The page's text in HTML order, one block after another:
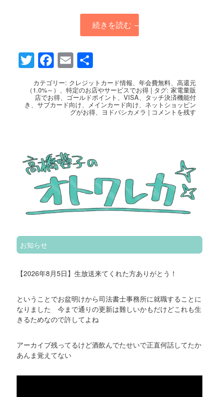
続きを読む →
Twitter
Facebook
Email
有
カテゴリー: クレジットカード情報 、年会費無料 、高還元
（1.0%～） 、特定のお店やサービスでお得 | タグ: 家電量販
店でお得 ゴールドポイント 、VISA タッチ決済機能付
き 、サブカード向け メインカード向け ネットショッピン
グがお得 ヨドバシカメラ | コメントを残す
お知らせ
【2026年8月5日】生放送来てくれた方ありがとう！
ということでお盆明けから司法書士事務所に就職することに
なりました 今まで通りの更新は難しいかもだけどこれも生
きるためなので許してよね
アーカイブ残ってるけど酒飲んでたせいで正直何話してたか
あんま覚えてない